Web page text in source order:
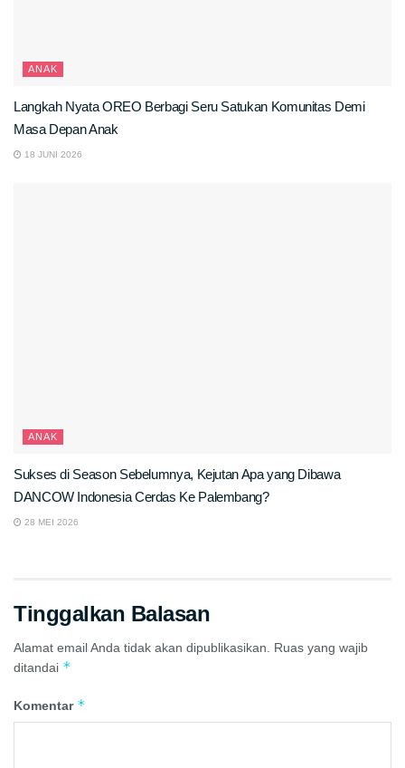
ANAK
Langkah Nyata OREO Berbagi Seru Satukan Komunitas Demi
Masa Depan Anak
18 JUNI 2026
ANAK
Sukses di Season Sebelumnya, Kejutan Apa yang Dibawa
DANCOW Indonesia Cerdas Ke Palembang?
28 MEI 2026
Tinggalkan Balasan
Alamat email Anda tidak akan dipublikasikan.
Ruas yang wajib
ditandai *
Komentar *